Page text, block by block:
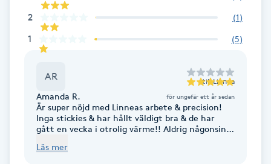
Face framing
Faceliftmassage
Fet hårbotten
Fettreducering
2 (1)
1 (5)
AR till Linnea
Amanda R. för ungefär ett år sedan
Är super nöjd med Linneas arbete & precision!
Inga stickies & har hållt väldigt bra & de har
gått en vecka i otrolig värme!! Aldrig någonsin
vanligtvis alltid DD) men vi körde på 0,06
Läs mer